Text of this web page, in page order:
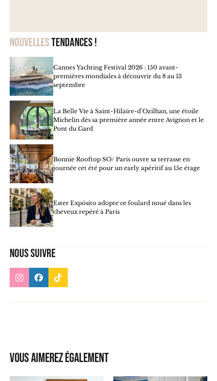
Nouvellestendances !
Cannes Yachting Festival 2026 : 150 avant-
premières mondiales à découvrir du 8 au 13
septembre
La Belle Vie à Saint-Hilaire-d’Ozilhan, une étoile
Michelin dès sa première année entre Avignon et le
Pont du Gard
Bonnie Rooftop SO/ Paris ouvre sa terrasse en
journée cet été pour un early apéritif au 15e étage
Ester Expósito adopte ce foulard noué dans les
cheveux repéré à Paris
Nous suivre
Vous aimerez également